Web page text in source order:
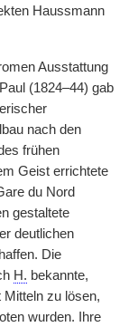
Haussmann
Ausstattung
(1824–44) gab
nach den
frühen
Geist errichtete
du Nord
gestaltete
deutlichen
Die
H. bekannte,
Mitteln zu lösen,
wurden. Ihre